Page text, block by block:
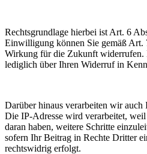
Rechtsgrundlage hierbei ist Art. 6
Einwilligung können Sie gemäß
Wirkung für die Zukunft widerrufen.
lediglich über Ihren Widerruf in
Darüber hinaus verarbeiten wir
Die IP-Adresse wird verarbeitet,
daran haben, weitere Schritte
sofern Ihr Beitrag in Rechte Dritter
rechtswidrig erfolgt.